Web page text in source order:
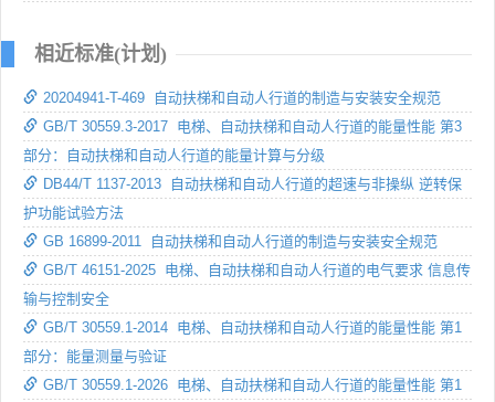
相近标准(计划)
20204941-T-469 自动扶梯和自动人行道的制造与安装安全规范
GB/T 30559.3-2017 电梯、自动扶梯和自动人行道的能量性能 第3
部分：自动扶梯和自动人行道的能量计算与分级
DB44/T 1137-2013 自动扶梯和自动人行道的超速与非操纵 逆转保
护功能试验方法
GB 16899-2011 自动扶梯和自动人行道的制造与安装安全规范
GB/T 46151-2025 电梯、自动扶梯和自动人行道的电气要求 信息传
输与控制安全
GB/T 30559.1-2014 电梯、自动扶梯和自动人行道的能量性能 第1
部分：能量测量与验证
GB/T 30559.1-2026 电梯、自动扶梯和自动人行道的能量性能 第1